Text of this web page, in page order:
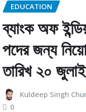
EDUCATION
ব্যাংক অফ
পদের জন্য
তারিখ ২০ জুলাই
Kuldeep Singh
0